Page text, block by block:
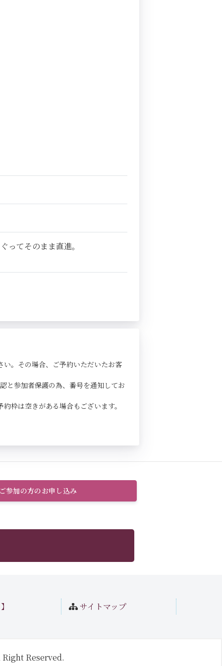
ってそのまま直進。
。その場合、ご予約いただいたお客
と参加者保護の為、番号を通知してお
枠は空きがある場合もございます。
参加の方のお申し込み
サイトマップ
Reserved.